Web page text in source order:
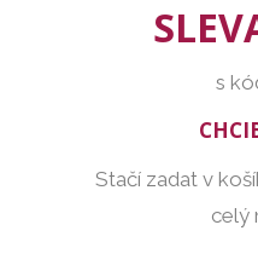
s
Stačí zadat v
celý